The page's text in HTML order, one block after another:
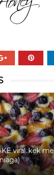
viral..kek